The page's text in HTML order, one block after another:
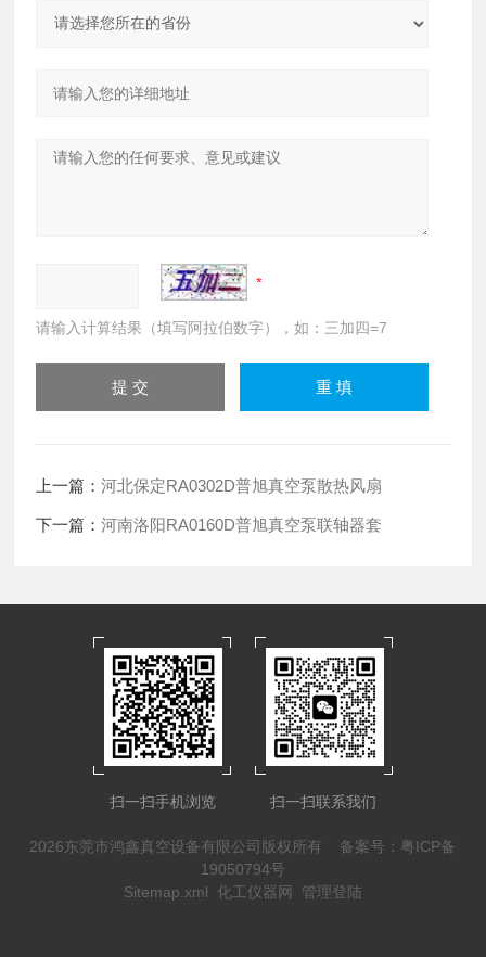
请输入计算结果（填写阿拉伯数字），如：三加四=7
上一篇：河北保定RA0302D普旭真空泵散热风扇
下一篇：河南洛阳RA0160D普旭真空泵联轴器套
扫一扫手机浏览 扫一扫联系我们
2026东莞市鸿鑫真空设备有限公司版权所有 备案号：粤ICP备
19050794号
Sitemap.xml 化工仪器网 管理登陆